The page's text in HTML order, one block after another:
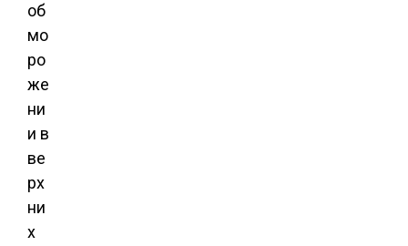
об
мо
ро
же
ни
и в
ве
рх
ни
х